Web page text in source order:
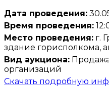
Дата проведения:
Время проведения:
Место проведения: г.
здание горисполкома,
Вид аукциона:
организаций
Скачать подробную